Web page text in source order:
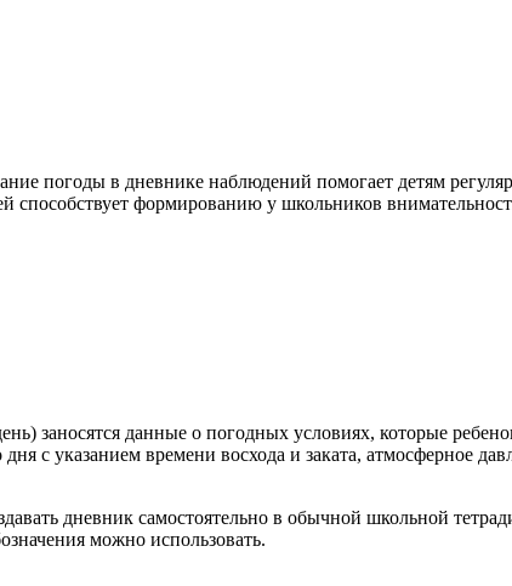
погоды в дневнике наблюдений помогает детям
способствует формированию у школьников
заносятся данные о погодных условиях, которые
с указанием времени восхода и заката, атмосферное
дневник самостоятельно в обычной школьной
можно использовать.